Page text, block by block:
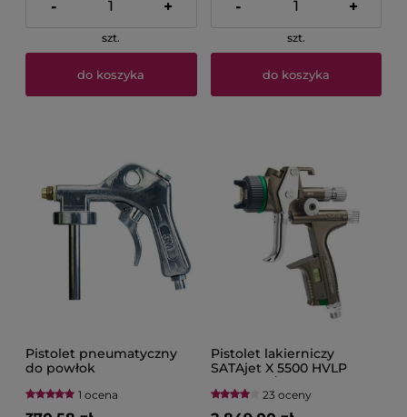
- +
szt.
do koszyka
- +
szt.
do koszyka
Pistolet pneumatyczny
do powłok
podwozie 3M 8996
1 ocena
Pistolet lakierniczy
SATAjet X 5500 HVLP
Standard/Digital SATA
23 oceny